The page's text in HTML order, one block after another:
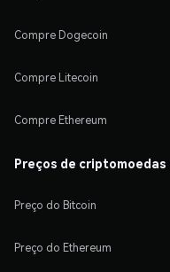
Compre Dogecoin
Compre Litecoin
Compre Ethereum
Preços de criptomoedas
Preço do Bitcoin
Preço do Ethereum